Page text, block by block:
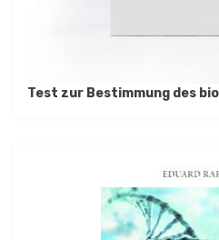
Test zur Bestimmung des